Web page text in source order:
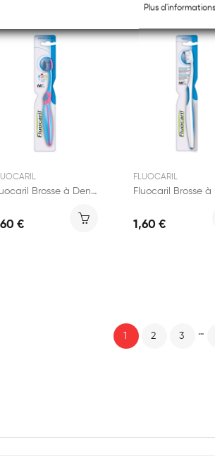
Fluocaril Brosse à Dents Kids 2-6 Ans Extra-Souple
€
FLUOCARIL
1,60 €
1 2 3 …
Plus d'informations